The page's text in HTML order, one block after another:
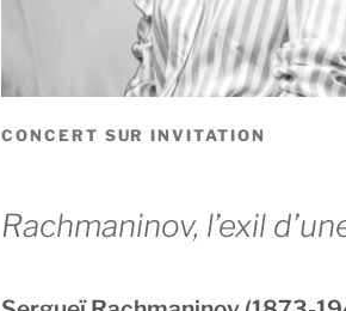
CONCERT SUR INVITATION
Rachmaninov, l’exil